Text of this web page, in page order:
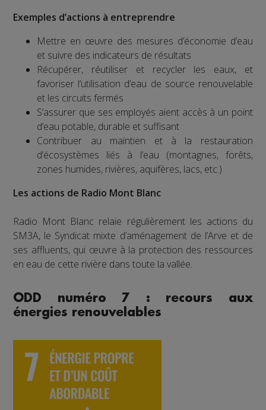
Exemples d’actions à entreprendre
Mettre en œuvre des mesures d’économie d’eau
et suivre des indicateurs de résultats
Récupérer, réutiliser et recycler les eaux, et
favoriser l’utilisation d’eau de source renouvelable
et les circuits fermés
S’assurer que ses employés aient accès à un point
d’eau potable, durable et suffisant
Contribuer au maintien et à la restauration
d’écosystèmes liés à l’eau (montagnes, forêts,
zones humides, rivières, aquifères, lacs, etc.)
Les actions de Radio Mont Blanc
Radio Mont Blanc relaie régulièrement les actions du
SM3A, le Syndicat mixte d’aménagement de l’Arve et de
ses affluents, qui œuvre à la protection des ressources
en eau de cette rivière dans toute la vallée.
ODD numéro 7 : recours aux
énergies renouvelables